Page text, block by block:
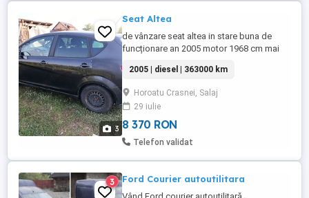
3
Seat Altea
de vânzare seat altea in stare buna de
funcționare an 2005 motor 1968 cm mai
negociabil
2005 | diesel | 363000 km
Horoatu Crasnei, Salaj
29 iulie
8 370 RON
Telefon validat
3 Ford Courier autoutilitara